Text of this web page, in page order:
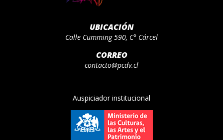
UBICACIÓN
Calle Cumming 590, C° Cárcel
CORREO
contacto@pcdv.cl
Auspiciador institucional